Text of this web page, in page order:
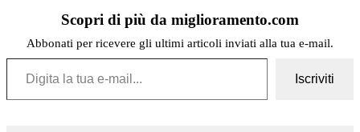
Scopri di più da miglioramento.com
Abbonati per ricevere gli ultimi articoli inviati alla tua e-mail.
Digita la tua e-mail...
Iscriviti